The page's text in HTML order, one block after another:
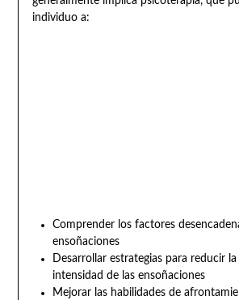
individuo a:
Comprender los factores
ensoñaciones
Desarrollar estrategias para reducir
intensidad de las ensoñaciones
Mejorar las habilidades de